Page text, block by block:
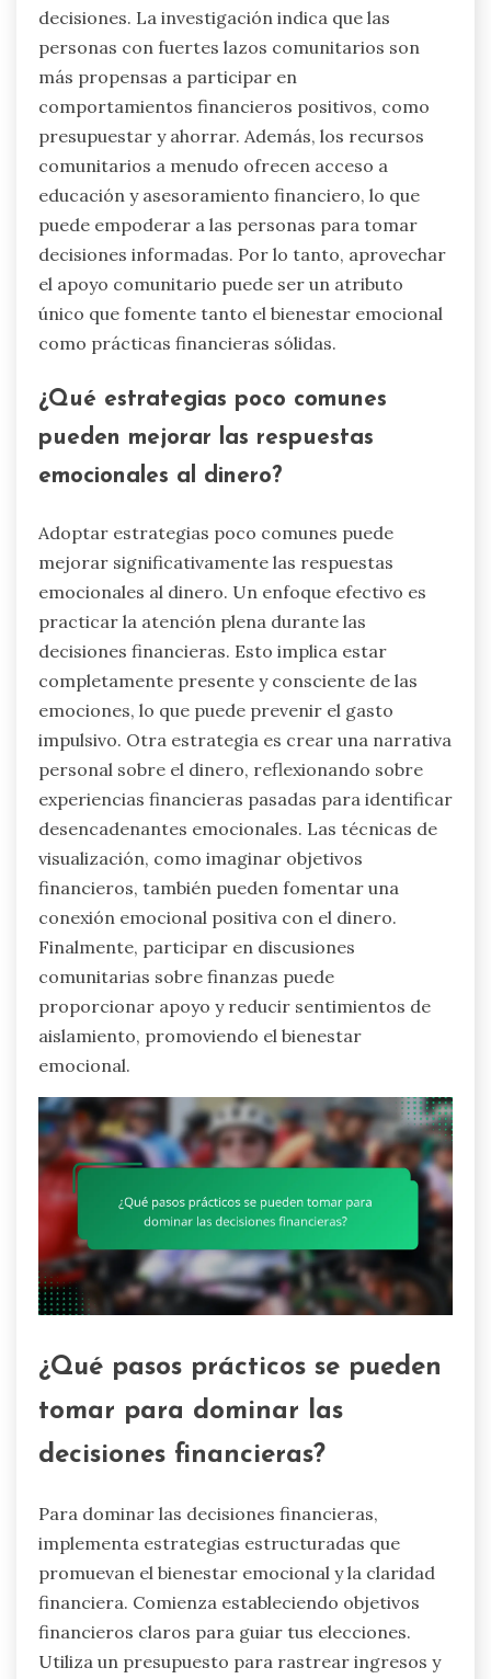
decisiones. La investigación indica que las
personas con fuertes lazos comunitarios son
más propensas a participar en
comportamientos financieros positivos, como
presupuestar y ahorrar. Además, los recursos
comunitarios a menudo ofrecen acceso a
educación y asesoramiento financiero, lo que
puede empoderar a las personas para tomar
decisiones informadas. Por lo tanto, aprovechar
el apoyo comunitario puede ser un atributo
único que fomente tanto el bienestar emocional
como prácticas financieras sólidas.
¿Qué estrategias poco comunes
pueden mejorar las respuestas
emocionales al dinero?
Adoptar estrategias poco comunes puede
mejorar significativamente las respuestas
emocionales al dinero. Un enfoque efectivo es
practicar la atención plena durante las
decisiones financieras. Esto implica estar
completamente presente y consciente de las
emociones, lo que puede prevenir el gasto
impulsivo. Otra estrategia es crear una narrativa
personal sobre el dinero, reflexionando sobre
experiencias financieras pasadas para identificar
desencadenantes emocionales. Las técnicas de
visualización, como imaginar objetivos
financieros, también pueden fomentar una
conexión emocional positiva con el dinero.
Finalmente, participar en discusiones
comunitarias sobre finanzas puede
proporcionar apoyo y reducir sentimientos de
aislamiento, promoviendo el bienestar
emocional.
¿Qué pasos prácticos se pueden
tomar para dominar las
decisiones financieras?
Para dominar las decisiones financieras,
implementa estrategias estructuradas que
promuevan el bienestar emocional y la claridad
financiera. Comienza estableciendo objetivos
financieros claros para guiar tus elecciones.
Utiliza un presupuesto para rastrear ingresos y